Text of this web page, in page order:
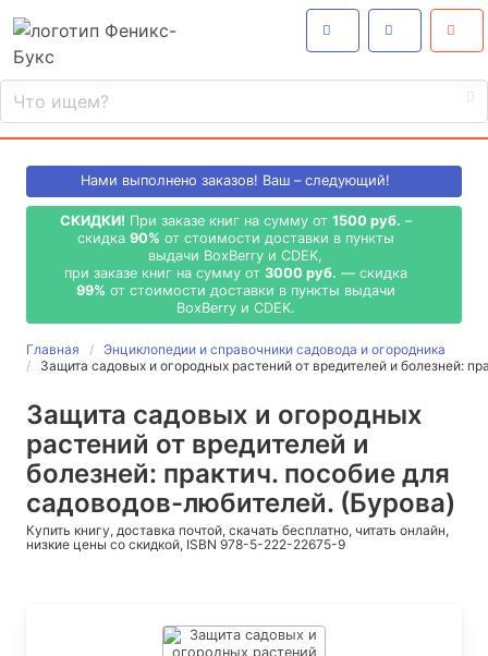
Нами выполнено заказов! Ваш – следующий!
СКИДКИ! При заказе книг на сумму от 1500 руб. –
скидка 90% от стоимости доставки в пункты
выдачи BoxBerry и CDEK,
при заказе книг на сумму от 3000 руб. — скидка
99% от стоимости доставки в пункты выдачи
BoxBerry и CDEK.
Главная
Энциклопедии и справочники садовода и огородника
Защита садовых и огородных растений от вредителей и болезней:
Защита садовых и огородных
растений от вредителей и
болезней: практич. пособие для
садоводов-любителей. (Бурова)
Купить книгу, доставка почтой, скачать бесплатно, читать онлайн,
низкие цены со скидкой, ISBN 978-5-222-22675-9